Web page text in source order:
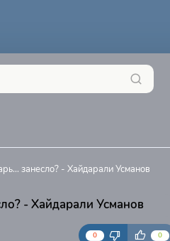
занесло? - Хайдарали Усманов
- Хайдарали Усманов
0 0